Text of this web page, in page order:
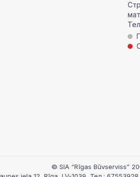
© SIA “Rīgas Būvserviss”